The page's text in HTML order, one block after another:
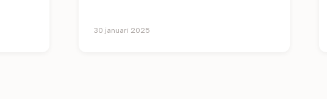
30 januari 2025